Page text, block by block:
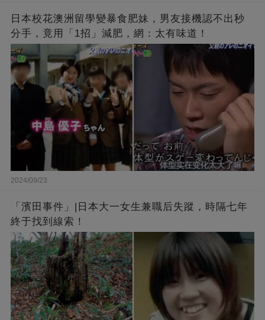
日本校花澳洲留學變暴食肥妹，男友接機認不出秒
分手，竟用「1招」減肥，網：太有味道！
2024/09/23
「濱田事件」|日本大一女生兼職后失蹤，時隔七年
終于找到線索！